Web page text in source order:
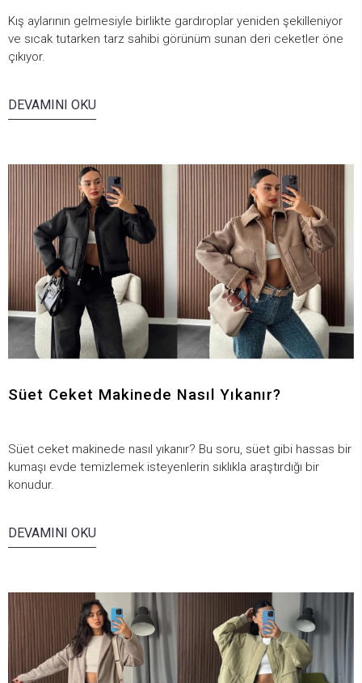
Kış aylarının gelmesiyle birlikte gardıroplar yeniden şekilleniyor
ve sıcak tutarken tarz sahibi görünüm sunan deri ceketler öne
çıkıyor.
DEVAMINI OKU
Süet Ceket Makinede Nasıl Yıkanır?
Süet ceket makinede nasıl yıkanır? Bu soru, süet gibi hassas bir
kumaşı evde temizlemek isteyenlerin sıklıkla araştırdığı bir
konudur.
DEVAMINI OKU